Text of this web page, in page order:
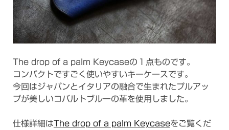
The drop of a palm Keycaseの１点ものです。
コンパクトですごく使いやすいキーケースです。
今回はジャパンとイタリアの融合で生まれたプルアッ
プが美しいコバルトブルーの革を使用しました。
仕様詳細はThe drop of a palm Keycaseをご覧くだ